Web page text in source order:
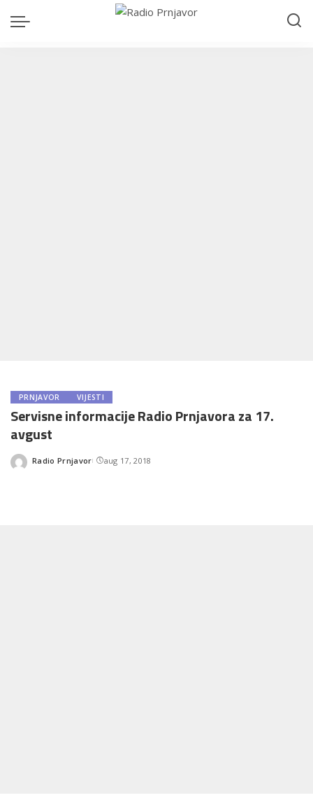
PRNJAVOR VIJESTI
Servisne informacije Radio Prnjavora za 17.
avgust
Posted
Radio Prnjavor aug 17, 2018